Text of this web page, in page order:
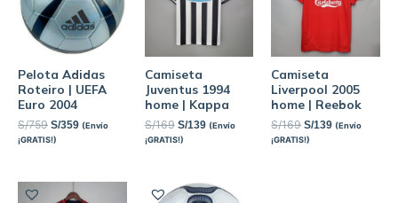
Pelota Adidas
Roteiro | UEFA
Euro 2004
S/759 S/359 (Envío
¡GRATIS!)
Camiseta
Juventus 1994
home | Kappa
S/169 S/139 (Envío
¡GRATIS!)
Camiseta
Liverpool 2005
home | Reebok
S/169 S/139 (Envío
¡GRATIS!)